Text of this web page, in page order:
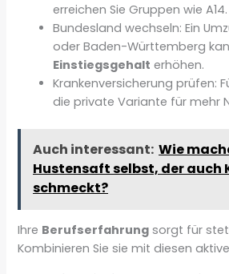
erreichen Sie Gruppen wie A14.
Bundesland wechseln: Ein
oder Baden-Württemberg
Einstiegsgehalt erhöhen.
Krankenversicherung prüfen:
die private Variante für mehr
Auch interessant: Wie
Hustensaft selbst, der auch
schmeckt?
Ihre Berufserfahrung sorgt für
Kombinieren Sie sie mit diesen